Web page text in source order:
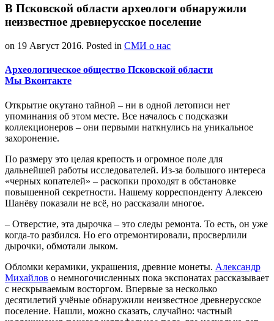
В Псковской области археологи обнаружили
неизвестное древнерусское поселение
on 19 Август 2016. Posted in СМИ о нас
Археологическое общество Псковской области
Мы Вконтакте
Открытие окутано тайной – ни в одной летописи нет
упоминания об этом месте. Все началось с подсказки
коллекционеров – они первыми наткнулись на уникальное
захоронение.
По размеру это целая крепость и огромное поле для
дальнейшей работы исследователей. Из-за большого интереса
«черных копателей» – раскопки проходят в обстановке
повышенной секретности. Нашему корреспонденту Алексею
Шанёву показали не всё, но рассказали многое.
– Отверстие, эта дырочка – это следы ремонта. То есть, он уже
когда-то разбился. Но его отремонтировали, просверлили
дырочки, обмотали лыком.
Обломки керамики, украшения, древние монеты. Александр
Михайлов о немногочисленных пока экспонатах рассказывает
с нескрываемым восторгом. Впервые за несколько
десятилетий учёные обнаружили неизвестное древнерусское
поселение. Нашли, можно сказать, случайно: частный